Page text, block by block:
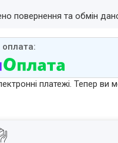
повернення та обмін
платежі. Тепер